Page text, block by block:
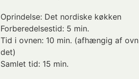
Oprindelse: Det nordiske køkken
Forberedelsestid: 5 min.
Tid i ovnen: 10 min. (afhængig af
det)
Samlet tid: 15 min.